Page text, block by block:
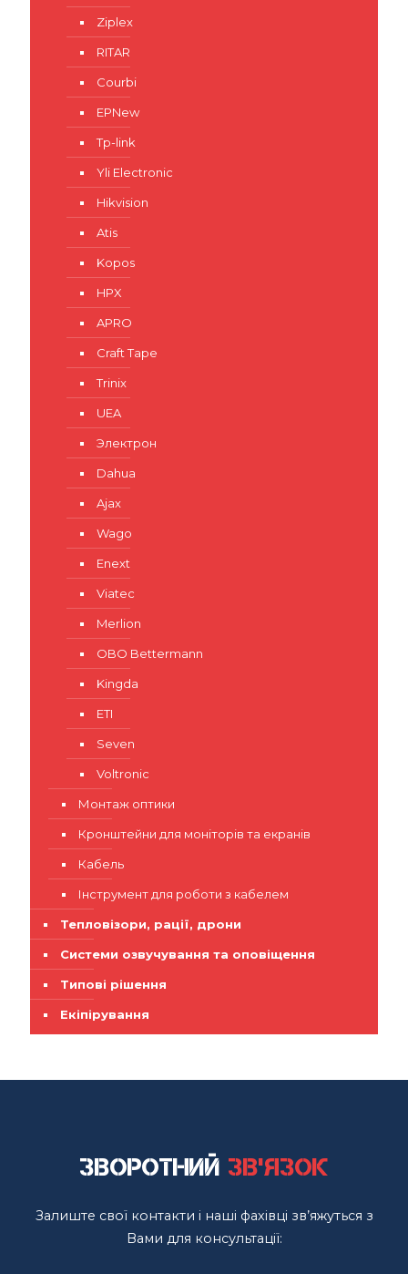
Ziplex
RITAR
Courbi
EPNew
Tp-link
Yli Electronic
Hikvision
Atis
Kopos
HPX
APRO
Craft Tape
Trinix
UEA
Электрон
Dahua
Ajax
Wago
Enext
Viatec
Merlion
OBO Bettermann
Kingda
ETI
Seven
Voltronic
Монтаж оптики
Кронштейни для моніторів та екранів
Кабель
Інструмент для роботи з кабелем
Тепловізори, рації, дрони
Системи озвучування та оповіщення
Типові рішення
Екіпірування
Зворотний зв'язок
Залиште свої контакти і наші фахівці зв’яжуться з
Вами для консультації: